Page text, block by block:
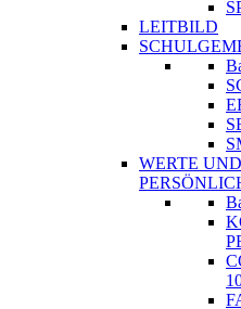
LEITBILD
WERTE UND